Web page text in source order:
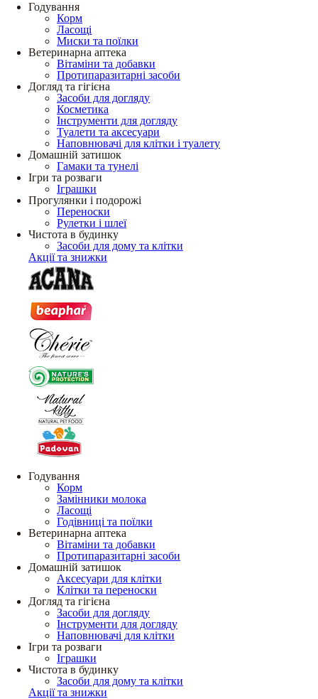
Годування
Корм
Ласощі
Миски та поїлки
Ветеринарна аптека
Вітаміни та добавки
Протипаразитарні засоби
Догляд та гігієна
Засоби для догляду
Косметика
Інструменти для догляду
Туалети та аксесуари
Наповнювачі для клітки і туалету
Домашній затишок
Гамаки та тунелі
Ігри та розваги
Іграшки
Прогулянки і подорожі
Переноски
Рулетки і шлеї
Чистота в будинку
Засоби для дому та клітки
Акції та знижки
Годування
Корм
Замінники молока
Ласощі
Годівниці та поїлки
Ветеринарна аптека
Вітаміни та добавки
Протипаразитарні засоби
Домашній затишок
Аксесуари для клітки
Клітки та переноски
Догляд та гігієна
Засоби для догляду
Інструменти для догляду
Наповнювачі для клітки
Ігри та розваги
Іграшки
Чистота в будинку
Засоби для дому та клітки
Акції та знижки